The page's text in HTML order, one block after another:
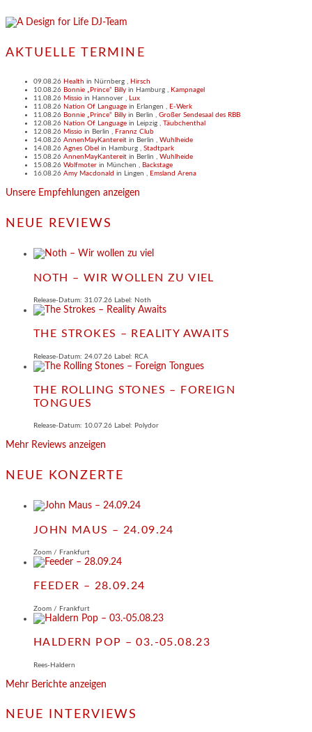
AKTUELLE TERMINE
09.08.26 Health in Nürnberg , Hirsch
10.08.26 Bonnie „Prince“ Billy in Hamburg , Kampnagel
11.08.26 Missio in Hannover , Lux
11.08.26 Nation Of Language in Erlangen , E-Werk
11.08.26 Bonnie „Prince“ Billy in Berlin , Großer Sendesaal des RBB
12.08.26 Nation Of Language in Leipzig , Täubchenthal
12.08.26 Missio in Berlin , Frannz Club
14.08.26 AnnenMayKantereit in Berlin , Wuhlheide
14.08.26 Agnes Obel in Hamburg , Stadtpark
15.08.26 AnnenMayKantereit in Berlin , Wuhlheide
15.08.26 Wolfmoter in München , Backstage
16.08.26 Amy Macdonald in Lingen , Emsland Arena
Unsere Empfehlungen anzeigen
NEUE REVIEWS
NOTH – WIR WOLLEN ZU VIEL
Release-Datum: 31.07.26 Label: Noth
THE STROKES – REALITY AWAITS
Release-Datum: 24.07.26 Label: RCA
THE ROLLING STONES – FOREIGN
TONGUES
Release-Datum: 10.07.26 Label: Polydor
Mehr Reviews anzeigen
NEUE KONZERTE
JOHN MAUS – 24.09.24
Zoom / Frankfurt
FEEDER – 28.09.24
Zoom / Frankfurt
HALDERN POP – 03.-05.08.23
Rees-Haldern
Mehr Berichte anzeigen
NEUE INTERVIEWS